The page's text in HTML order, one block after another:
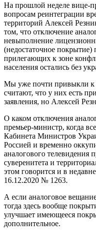
На прошлой неделе вице-
вопросам реинтеграции
территорий Алексей
том, что отключение
невыполнение
(недостаточное покрытие)
прилегающих к зоне
населения остались без
Мы уже почти привыкли к
считают, что у них есть
заявления, но Алексей
О каком отключения
премьер-министр, когда
Кабинета Министров
Россией и временно
аналогового телевидения
суверенитета и
этом говорится и в
16.12.2020 № 1263.
А если аналоговое
тогда здесь вообще
улучшает имеющееся
дополнительное.